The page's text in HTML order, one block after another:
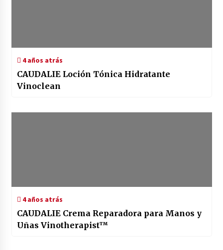
4 años atrás
CAUDALIE Loción Tónica Hidratante
Vinoclean
4 años atrás
CAUDALIE Crema Reparadora para Manos y
Uñas Vinotherapist™